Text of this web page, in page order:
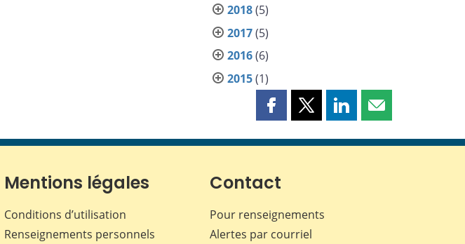
2018(5)
2017(5)
2016(6)
2015(1)
Partager
page
Facebook
Partager
page
Partager
page
Partager
page
Mentions légales
Conditions d’utilisation
Renseignements personnels
Contact
Pour renseignements
Alertes par courriel